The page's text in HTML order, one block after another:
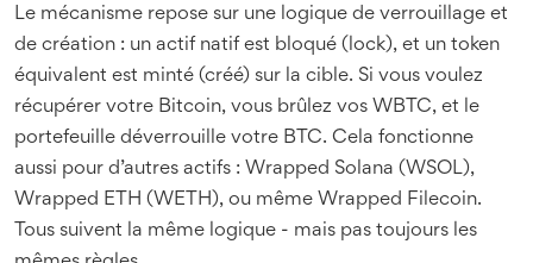
Le mécanisme repose sur une logique de verrouillage et
de création : un actif natif est bloqué (lock), et un token
équivalent est minté (créé) sur la cible. Si vous voulez
récupérer votre Bitcoin, vous brûlez vos WBTC, et le
portefeuille déverrouille votre BTC. Cela fonctionne
aussi pour d’autres actifs : Wrapped Solana (WSOL),
Wrapped ETH (WETH), ou même Wrapped Filecoin.
Tous suivent la même logique - mais pas toujours les